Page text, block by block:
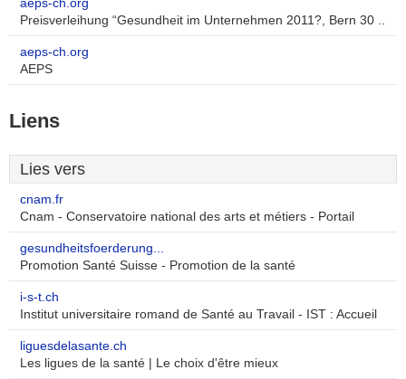
aeps-ch.org
Preisverleihung “Gesundheit im Unternehmen 2011?, Bern 30 ..
aeps-ch.org
AEPS
Liens
Lies vers
cnam.fr
Cnam - Conservatoire national des arts et métiers - Portail
gesundheitsfoerderung...
Promotion Santé Suisse - Promotion de la santé
i-s-t.ch
Institut universitaire romand de Santé au Travail - IST : Accueil
liguesdelasante.ch
Les ligues de la santé | Le choix d'être mieux